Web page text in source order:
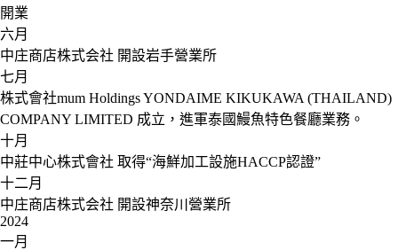
開業
六月
中庄商店株式会社 開設岩手營業所
七月
株式會社mum HoldingsYONDAIME KIKUKAWA (THAILAND)
COMPANY LIMITED 成立，進軍泰國鰻魚特色餐廳業務。
十月
中莊中心株式會社 取得“海鮮加工設施HACCP認證”
十二月
中庄商店株式会社 開設神奈川營業所
2024
一月